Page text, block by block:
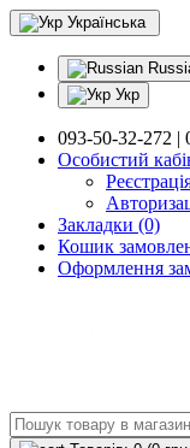
Українська
Укр
093-50-32-272 |
Особистий
Закладки (0)
Кошик
Оформлення